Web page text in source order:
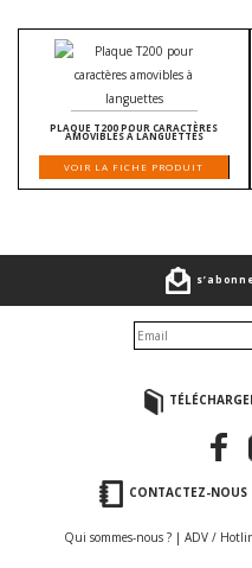
PLAQUE T200 POUR CARACTÈRES
AMOVIBLES À LANGUETTES
VOIR LA FICHE PRODUIT
CONTACTEZ-NOUS
Qui sommes-nous ? | ADV /